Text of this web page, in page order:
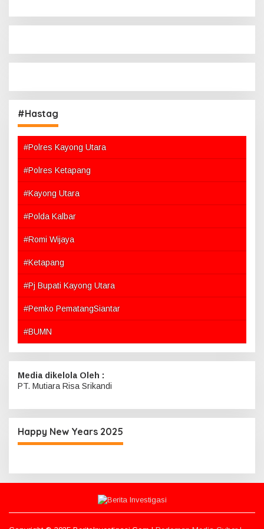
#Hastag
#Polres Kayong Utara
#Polres Ketapang
#Kayong Utara
#Polda Kalbar
#Romi Wijaya
#Ketapang
#Pj Bupati Kayong Utara
#Pemko PematangSiantar
#BUMN
Media dikelola Oleh :
PT. Mutiara Risa Srikandi
Happy New Years 2025